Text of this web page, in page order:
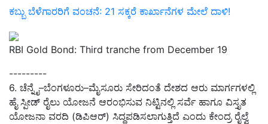
ಕಬ್ಬು ಬೆಳೆಗಾರರಿಗೆ ವಂಚನೆ: 21 ಸಕ್ಕರೆ ಕಾರ್ಖಾನೆಗಳ ಮೇಲೆ ದಾಳಿ!
RBI Gold Bond: Third tranche from December 19
---------
6. ಚೆನ್ನೈ–ಬೆಂಗಳೂರು–ಮೈಸೂರು ಸೇರಿದಂತೆ ದೇಶದ ಆರು ಮಾರ್ಗಗಳಲ್ಲಿ
ಹೈ ಸ್ಪೀಡ್‌ ರೈಲು ಯೋಜನೆ ಆರಂಭಿಸುವ ನಿಟ್ಟಿನಲ್ಲಿ ಸರ್ವೆ ಹಾಗೂ ವಿಸ್ತೃತ
ಯೋಜನಾ ವರದಿ (ಡಿಪಿಆರ್) ಸಿದ್ಧಪಡಿಸಲಾಗುತ್ತಿದೆ ಎಂದು ಕೇಂದ್ರ ರೈಲ್ವೆ